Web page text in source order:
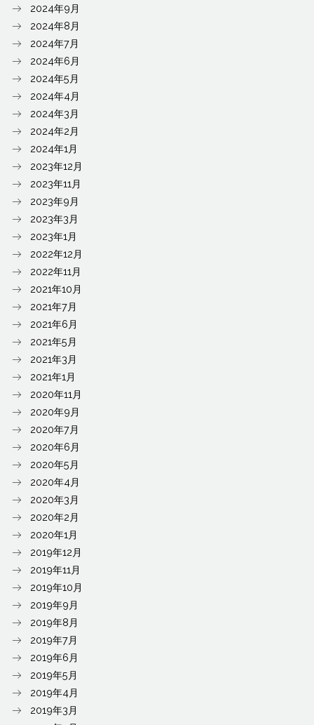
2024年9月
2024年8月
2024年7月
2024年6月
2024年5月
2024年4月
2024年3月
2024年2月
2024年1月
2023年12月
2023年11月
2023年9月
2023年3月
2023年1月
2022年12月
2022年11月
2021年10月
2021年7月
2021年6月
2021年5月
2021年3月
2021年1月
2020年11月
2020年9月
2020年7月
2020年6月
2020年5月
2020年4月
2020年3月
2020年2月
2020年1月
2019年12月
2019年11月
2019年10月
2019年9月
2019年8月
2019年7月
2019年6月
2019年5月
2019年4月
2019年3月